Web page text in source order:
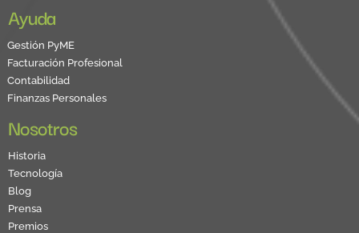
Ayuda
Gestión PyME
Facturación Profesional
Contabilidad
Finanzas Personales
Nosotros
Historia
Tecnología
Blog
Prensa
Premios